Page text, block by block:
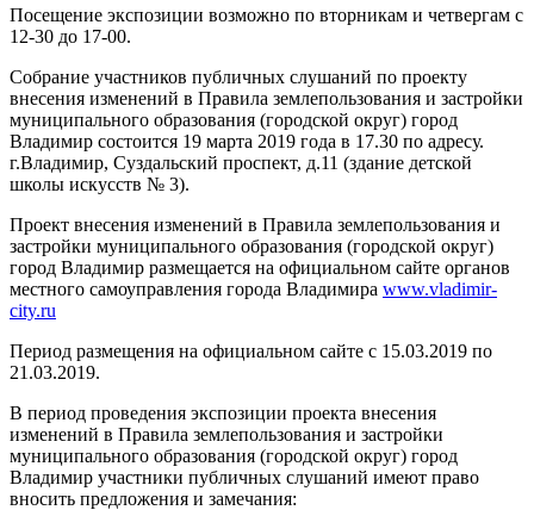
Посещение экспозиции возможно по вторникам и четвергам с
12-30 до 17-00.
Собрание участников публичных слушаний по проекту
внесения изменений в Правила землепользования и застройки
муниципального образования (городской округ) город
Владимир состоится 19 марта 2019 года в 17.30 по адресу.
г.Владимир, Суздальский проспект, д.11 (здание детской
школы искусств № 3).
Проект внесения изменений в Правила землепользования и
застройки муниципального образования (городской округ)
город Владимир размещается на официальном сайте органов
местного самоуправления города Владимира www.vladimir-
city.ru
Период размещения на официальном сайте с 15.03.2019 по
21.03.2019.
В период проведения экспозиции проекта внесения
изменений в Правила землепользования и застройки
муниципального образования (городской округ) город
Владимир участники публичных слушаний имеют право
вносить предложения и замечания: